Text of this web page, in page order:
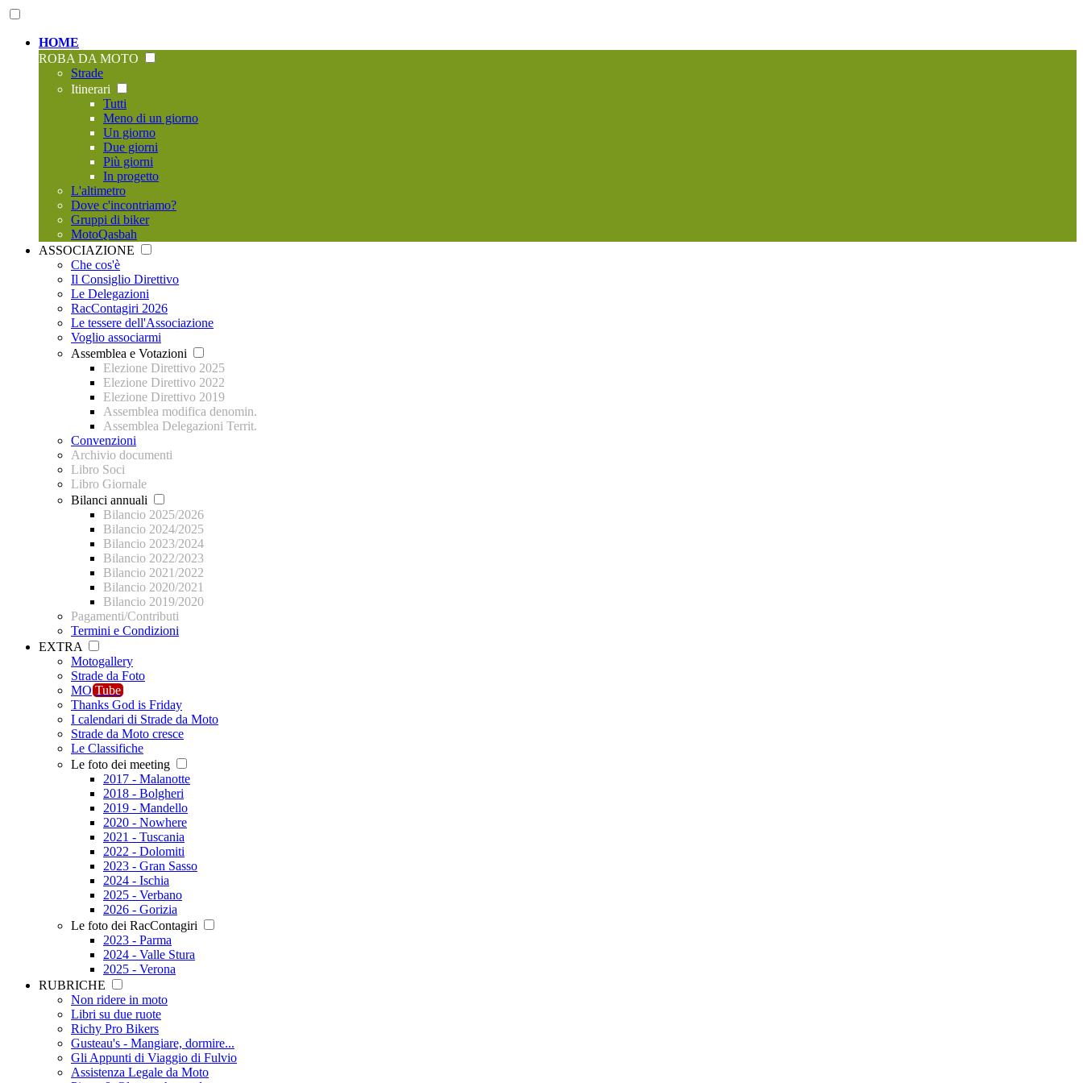
HOME
ROBA DA MOTO
Strade
Itinerari
Tutti
Meno di un giorno
Un giorno
Due giorni
Più giorni
In progetto
L'altimetro
Dove c'incontriamo?
Gruppi di biker
MotoQasbah
ASSOCIAZIONE
Che cos'è
Il Consiglio Direttivo
Le Delegazioni
RacContagiri 2026
Le tessere dell'Associazione
Voglio associarmi
Assemblea e Votazioni
Elezione Direttivo 2025
Elezione Direttivo 2022
Elezione Direttivo 2019
Assemblea modifica denomin.
Assemblea Delegazioni Territ.
Convenzioni
Archivio documenti
Libro Soci
Libro Giornale
Bilanci annuali
Bilancio 2025/2026
Bilancio 2024/2025
Bilancio 2023/2024
Bilancio 2022/2023
Bilancio 2021/2022
Bilancio 2020/2021
Bilancio 2019/2020
Pagamenti/Contributi
Termini e Condizioni
EXTRA
Motogallery
Strade da Foto
MO Tube
Thanks God is Friday
I calendari di Strade da Moto
Strade da Moto cresce
Le Classifiche
Le foto dei meeting
2017 - Malanotte
2018 - Bolgheri
2019 - Mandello
2020 - Nowhere
2021 - Tuscania
2022 - Dolomiti
2023 - Gran Sasso
2024 - Ischia
2025 - Verbano
2026 - Gorizia
Le foto dei RacContagiri
2023 - Parma
2024 - Valle Stura
2025 - Verona
RUBRICHE
Non ridere in moto
Libri su due ruote
Richy Pro Bikers
Gusteau's - Mangiare, dormire...
Gli Appunti di Viaggio di Fulvio
Assistenza Legale da Moto